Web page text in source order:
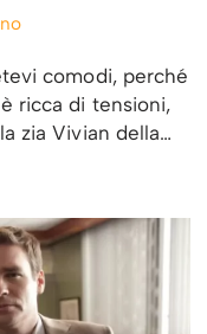
comodi, perché
ricca di tensioni,
zia Vivian della…